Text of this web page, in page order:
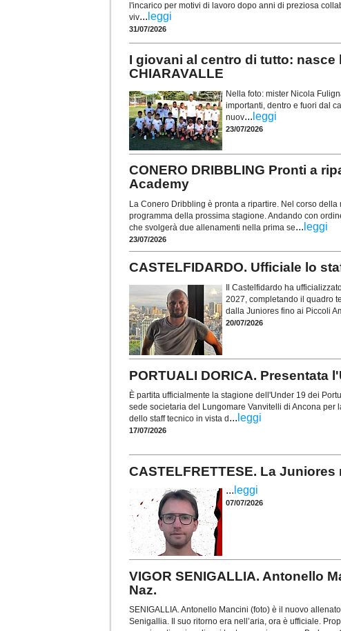
l'incarico per motivi di lavoro dopo anni di preziosa
viv... leggi
31/07/2026
I giovani al centro di tutto: nasce
CHIARAVALLE
Nella foto: mister Nicola
importanti, dentro e fuori dal
nuov... leggi
23/07/2026
CONERO DRIBBLING Pronti a
Academy
La Conero Dribbling è pronta a ripartire. Nel corso
programma della prossima stagione. Andando con
che svolgerà due allenamenti nella prima se... leggi
23/07/2026
CASTELFIDARDO. Ufficiale lo
Il Castelfidardo ha
2027, completando il quadro
dalla Juniores fino ai Piccoli
20/07/2026
PORTUALI DORICA. Presentata
È partita ufficialmente la stagione dell'Under 19 dei
sede societaria del Lungomare Vanvitelli di Ancona per
dello staff tecnico in vista d ... leggi
17/07/2026
CASTELFRETTESE. La
... leggi
07/07/2026
VIGOR SENIGALLIA. Antonello
Naz.
SENIGALLIA. Antonello Mancini (foto) è il nuovo
Senigallia. Il suo ritorno era nell’aria, ora è ufficiale.